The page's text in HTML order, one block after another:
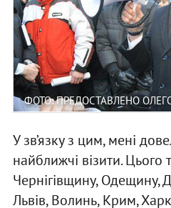
ФОТО: ПРЕДОСТАВЛЕНО
У зв’язку з цим, мені
найближчі візити. Цього
Чернігівщину, Одещину,
Львів, Волинь, Крим,